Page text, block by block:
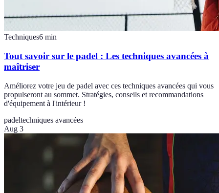
Techniques6 min
Tout savoir sur le padel : Les techniques avancées à
maîtriser
Améliorez votre jeu de padel avec ces techniques avancées qui vous
propulseront au sommet. Stratégies, conseils et recommandations
d'équipement à l'intérieur !
padeltechniques avancées
Aug 3